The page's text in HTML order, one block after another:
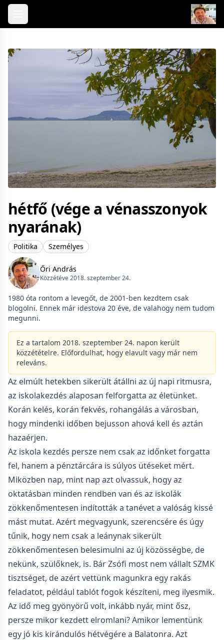
Skip to content
hétfő (vége a vénasszonyok
nyarának)
Politika Személyes
Őri András
Közzétéve 2018. szeptember 24.
1980 óta rontom a levegőt, de 2001-ben kezdtem csak
blogolni. Ennek már idestova 20 éve, de valahogy nem tudom
megunni.
Ez a tartalom 2018. szeptember 24. napon került
közzétételre. Előfordulhat, hogy elavult vagy már nem
releváns.
Az elmúlt hetekben sikerült átállni az új napi ritmusra,
az iskolakezdés alaposan felforgatta az életünket.
Korán kelés, korán fekvés, rohangálás a városban,
hogy mindenki időben bejusson ahová kell és aztán
hazaérjen.
Az iskola kezdés persze nem csak az időnket forgatta
fel, hanem a pénztárcára is súlyos ütéseket mért.
Miközben nap, mint nap azt olvassuk, hogy az
oktatásban minden rendben van és az iskolák
zökkenőmentesen indították a tanévet a valóság kissé
mást mutat. Azért megvagyunk, szerencsére és úgy
tűnik, hogy nem csak a leánynak sikerült
zökkenőmentesen belesimulni az új közösségbe, de
nekünk, szülőknek, is. Bár Zsófi most nem vállalt SZMK
tisztséget, de azért vettünk magunkra egy rakás
feladatot, például tablót fogok készíteni, meg ilyesmik.
Az idő meg gyönyörű volt, inkább nyár, mint ősz,
persze mikor kezdett elromlani? Amikor lementünk
egy jó kis kirándulós hétvégére a Balatonra. Azt